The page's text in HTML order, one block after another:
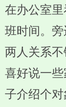
在办公室
班时间。旁
两人关系
喜好说一
子介绍个对